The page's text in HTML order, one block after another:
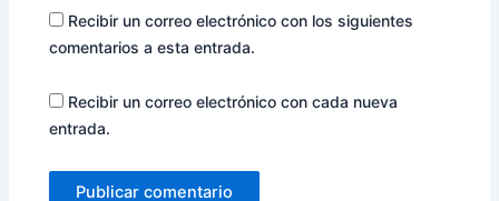
Recibir un correo electrónico con los siguientes
comentarios a esta entrada.
Recibir un correo electrónico con cada nueva
entrada.